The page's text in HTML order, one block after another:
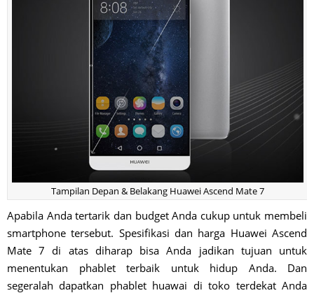
Tampilan Depan & Belakang Huawei Ascend Mate 7
Apabila Anda tertarik dan budget Anda cukup untuk membeli
smartphone tersebut. Spesifikasi dan harga Huawei Ascend
Mate 7 di atas diharap bisa Anda jadikan tujuan untuk
menentukan phablet terbaik untuk hidup Anda. Dan
segeralah dapatkan phablet huawai di toko terdekat Anda